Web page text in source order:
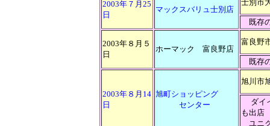
2003年７月25
日
マックスバリュ士別店
士別市
既存
2003年８月５
日
ホーマック 富良野店
富良野
既存
2003年８月14
日
旭町ショッピング
センター
旭川市
ダイ
も出店
ユニ